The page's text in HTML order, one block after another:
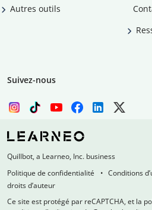
Autres outils
Suivez-nous
Quillbot, a Learneo, Inc. business
Politique de confidentialité
Conditions
droits d’auteur
Ce site est protégé par reCAPTCHA, et la